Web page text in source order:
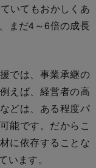
いてもおかしくあ
まだ4～6倍の成長
では、事業承継の
えば、経営者の高
どは、ある程度パ
能です。だからこ
に依存することな
います。